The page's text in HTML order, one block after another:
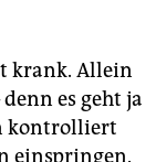
krank. Allein
es geht ja
kontrolliert
einspringen.